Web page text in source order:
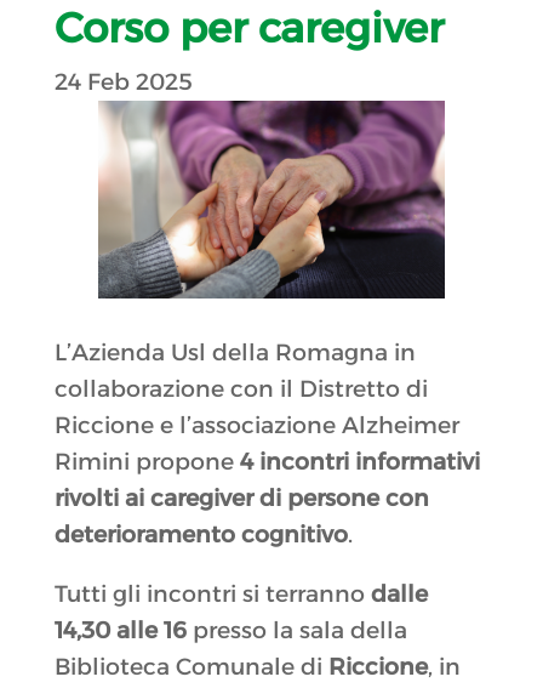
Corso per caregiver
24 Feb 2025
L’Azienda Usl della Romagna in
collaborazione con il Distretto di
Riccione e l’associazione Alzheimer
Rimini propone 4 incontri informativi
rivolti ai caregiver di persone con
deterioramento cognitivo.
Tutti gli incontri si terranno dalle
14,30 alle 16presso la sala della
Biblioteca Comunale di Riccione, in